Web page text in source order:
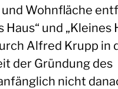
Wohnfläche
und „Kleines
Alfred Krupp in
der Gründung des
nicht